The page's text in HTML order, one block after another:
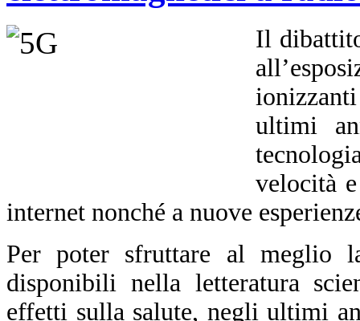
Il
ultimi
velocità
internet nonché a nuove
Per poter sfruttare al meglio
disponibili nella letteratura
effetti sulla salute, negli ultimi